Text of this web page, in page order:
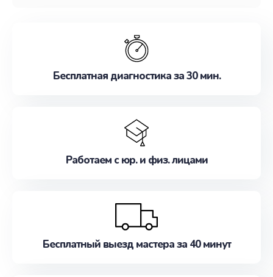
Бесплатная диагностика за 30 мин.
Работаем с юр. и физ. лицами
Бесплатный выезд мастера за 40 минут